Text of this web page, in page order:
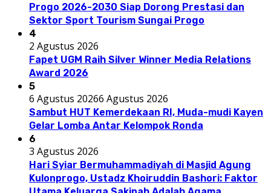
Progo 2026-2030 Siap Dorong Prestasi dan
Sektor Sport Tourism Sungai Progo
4
2 Agustus 2026
Fapet UGM Raih Silver Winner Media Relations
Award 2026
5
6 Agustus 20266 Agustus 2026
Sambut HUT Kemerdekaan RI, Muda-mudi Kayen
Gelar Lomba Antar Kelompok Ronda
6
3 Agustus 2026
Hari Syiar Bermuhammadiyah di Masjid Agung
Kulonprogo, Ustadz Khoiruddin Bashori: Faktor